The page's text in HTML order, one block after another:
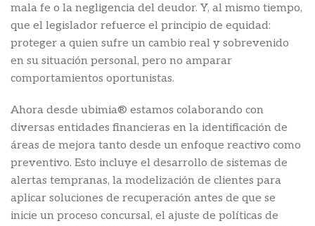
mala fe o la negligencia del deudor. Y, al mismo tiempo,
que el legislador refuerce el principio de equidad:
proteger a quien sufre un cambio real y sobrevenido
en su situación personal, pero no amparar
comportamientos oportunistas.
Ahora desde ubimia® estamos colaborando con
diversas entidades financieras en la identificación de
áreas de mejora tanto desde un enfoque reactivo como
preventivo. Esto incluye el desarrollo de sistemas de
alertas tempranas, la modelización de clientes para
aplicar soluciones de recuperación antes de que se
inicie un proceso concursal, el ajuste de políticas de